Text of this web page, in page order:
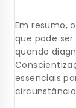
Em resumo,
que pode
quando
essenciais